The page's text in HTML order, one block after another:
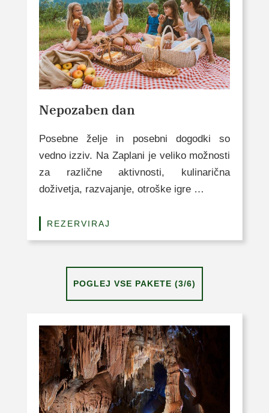
Nepozaben dan
Posebne želje in posebni dogodki so
vedno izziv. Na Zaplani je veliko možnosti
za različne aktivnosti, kulinarična
doživetja, razvajanje, otroške igre …
REZERVIRAJ
POGLEJ VSE PAKETE (3/6)